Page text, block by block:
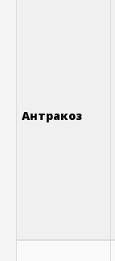
Антракоз